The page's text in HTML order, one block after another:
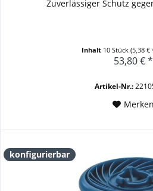
Zuverlässiger Schutz
Inhalt 10 Stück(5,38 €
53,80 € *
Artikel-Nr.:
Merken
konfigurierbar